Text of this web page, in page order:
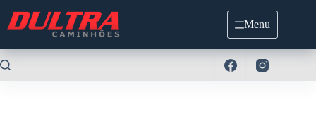
para
Menu